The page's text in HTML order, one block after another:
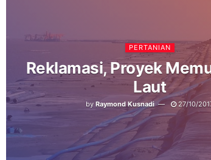
PERTANIAN
Reklamasi, Proyek
Laut
by Raymond Kusnadi 27/10/